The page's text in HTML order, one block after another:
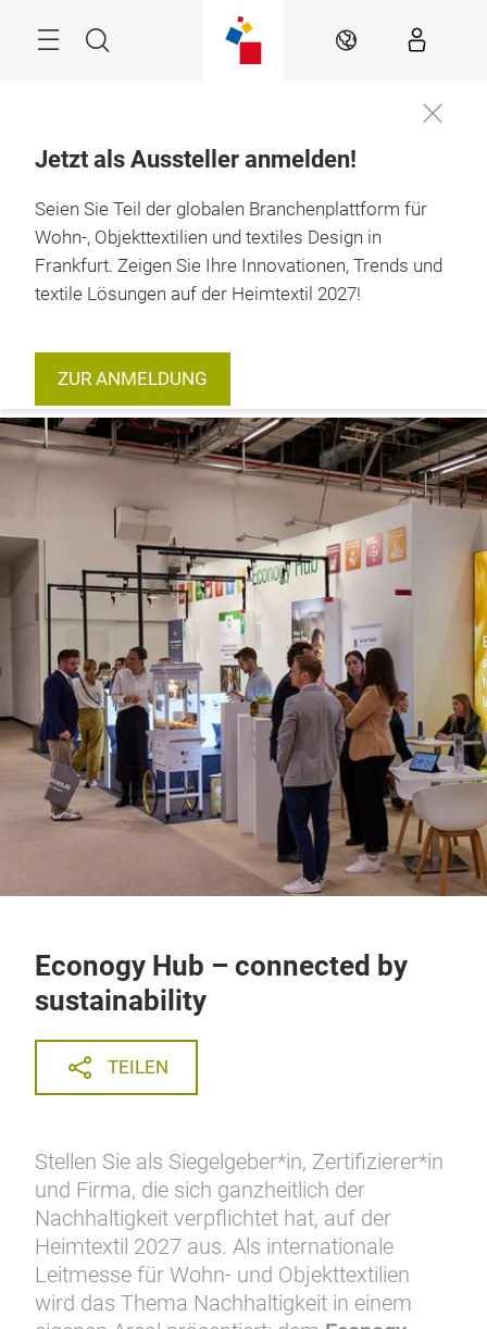
Suche DE
Jetzt als Aussteller anmelden!
Seien Sie Teil der globalen Branchenplattform für
Wohn-, Objekttextilien und textiles Design in
Frankfurt. Zeigen Sie Ihre Innovationen, Trends und
textile Lösungen auf der Heimtextil 2027!
ZUR ANMELDUNG
2027
Frankfurt am Main
Jetzt Ticket
sichern
Econogy Hub – connected by
sustainability
Stellen Sie als Siegelgeber*in, Zertifizierer*in
und Firma, die sich ganzheitlich der
Nachhaltigkeit verpflichtet hat, auf der
Heimtextil 2027 aus. Als internationale
Leitmesse für Wohn- und Objekttextilien